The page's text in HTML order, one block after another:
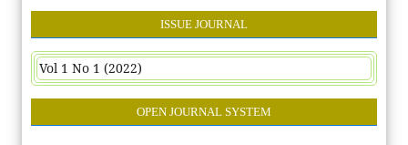
ISSUE JOURNAL
Vol 1 No 1 (2022)
OPEN JOURNAL SYSTEM